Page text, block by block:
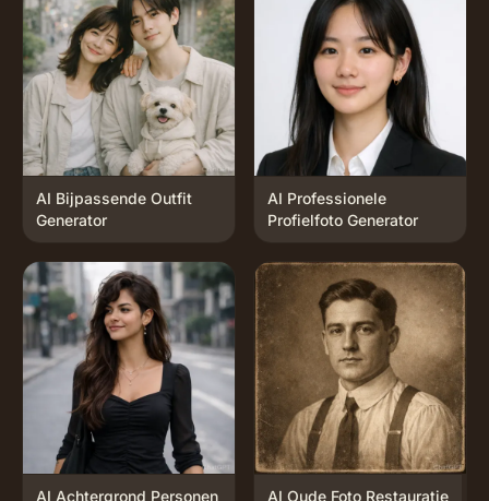
AI Bijpassende Outfit
Generator
AI Professionele
Profielfoto Generator
AI Achtergrond Personen
AI Oude Foto Restauratie